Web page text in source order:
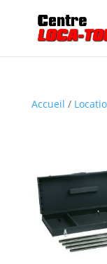
Accueil /